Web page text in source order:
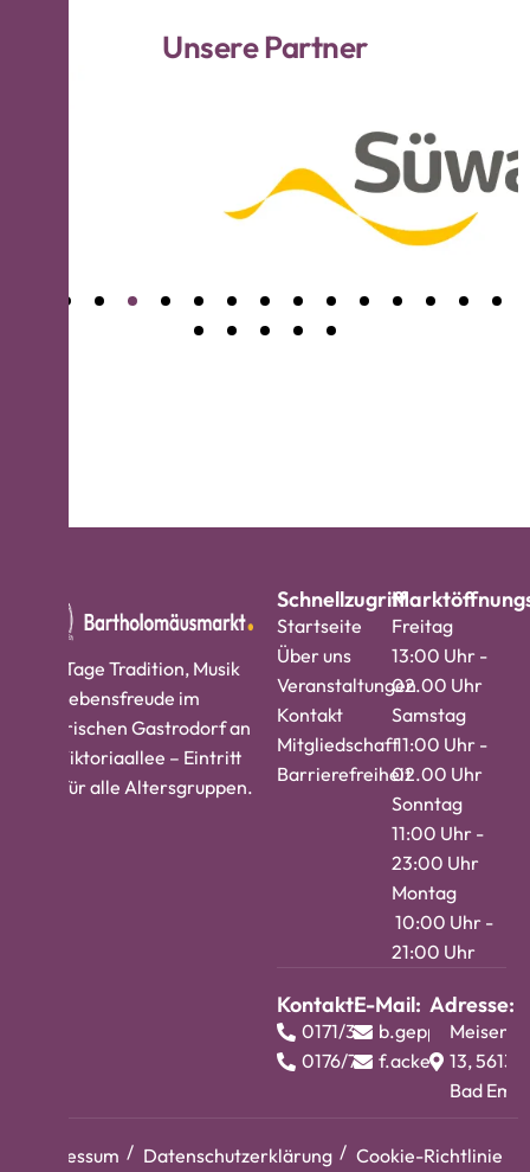
UnserePartner
Vier Tage Tradition, Musik
und Lebensfreude im
historischen Gastrodorf an
der Viktoriaallee – Eintritt
frei, für alle Altersgruppen.
Schnellzugriff
Startseite
Über uns
Veranstaltungen
Kontakt
Mitgliedschaft
Barrierefreiheit
Freitag
13:00 Uhr -
02.00 Uhr
Samstag
11:00 Uhr -
02.00 Uhr
Sonntag
11:00 Uhr -
23:00 Uhr
Montag
10:00 Uhr -
21:00 Uhr
Kontakt:
0171/3724813
0176/74983412
E-Mail: Adresse:
13, 56130
Bad Ems
Impressum Datenschutzerklärung Cookie-Richtlinie